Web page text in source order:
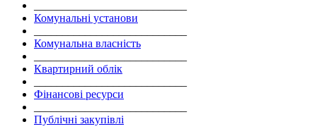
Комунальні установи
Комунальна власність
Квартирний облік
Фінансові ресурси
Публічні закупівлі